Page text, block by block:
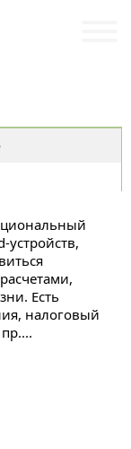
устройств,
Есть
налоговый